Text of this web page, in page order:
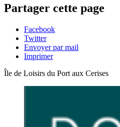
Partager cette page
Facebook
Twitter
Envoyer par mail
Imprimer
Île de Loisirs du Port aux Cerises